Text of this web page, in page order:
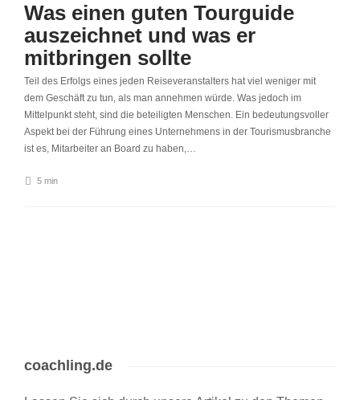
Was einen guten Tourguide
auszeichnet und was er
mitbringen sollte
Teil des Erfolgs eines jeden Reiseveranstalters hat viel weniger mit
dem Geschäft zu tun, als man annehmen würde. Was jedoch im
Mittelpunkt steht, sind die beteiligten Menschen. Ein bedeutungsvoller
Aspekt bei der Führung eines Unternehmens in der Tourismusbranche
ist es, Mitarbeiter an Board zu haben,…
5 min
coachling.de